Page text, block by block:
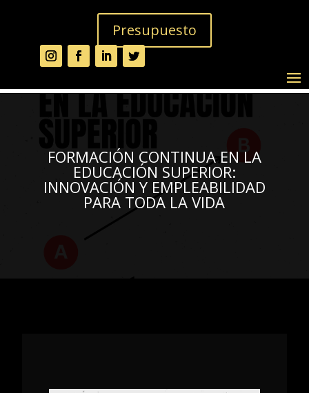
Presupuesto
FORMACIÓN CONTINUA EN LA
EDUCACIÓN SUPERIOR:
INNOVACIÓN Y EMPLEABILIDAD
PARA TODA LA VIDA